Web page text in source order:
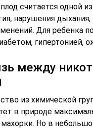
считается одной
нарушения дыхания,
Для ребенка
гипертонией,
между
из химической
в природе
махорки. Но в